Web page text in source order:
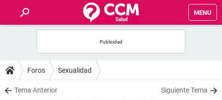
MENU
FOROS
SALUD
Foros Sexualidad
Tema Anterior Siguiente Tema